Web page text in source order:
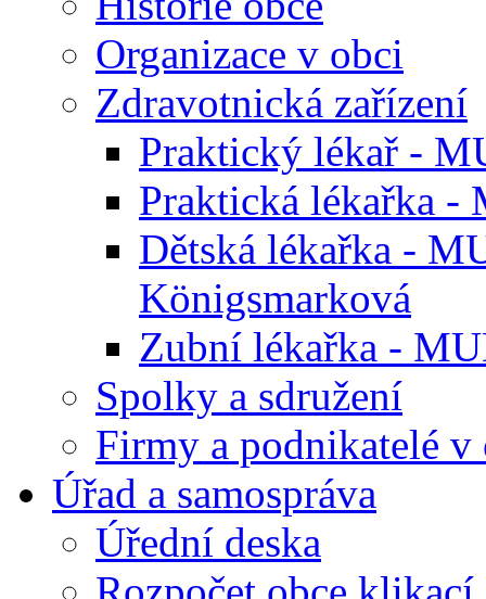
Organizace v obci
Zdravotnická zařízení
Praktický lékař -
Praktická lékařka -
Dětská lékařka -
Königsmarková
Zubní lékařka -
Spolky a sdružení
Firmy a podnikatelé v
Úřad a samospráva
Úřední deska